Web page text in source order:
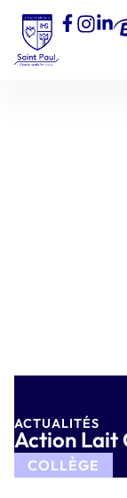
ACTUALITÉS
Action Lait
COLLÈGE